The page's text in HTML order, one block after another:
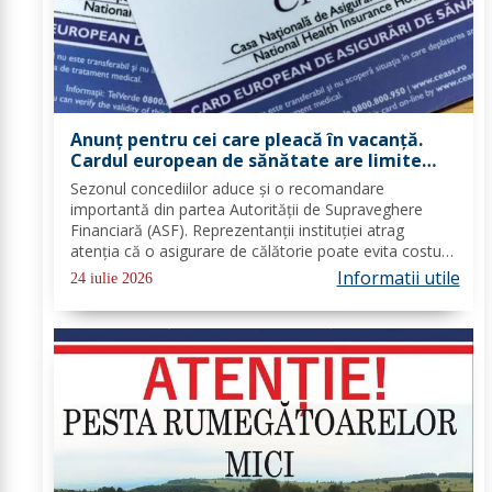
Anunț pentru cei care pleacă în vacanță.
Cardul european de sănătate are limite
importante. Greșeala care te poate costa
mii de euro
Sezonul concediilor aduce și o recomandare
importantă din partea Autorității de Supraveghere
Financiară (ASF). Reprezentanții instituției atrag
atenția că o asigurare de călătorie poate evita costuri
uriașe în cazul unor probleme medicale, al anulării
24 iulie 2026 Informatii utile